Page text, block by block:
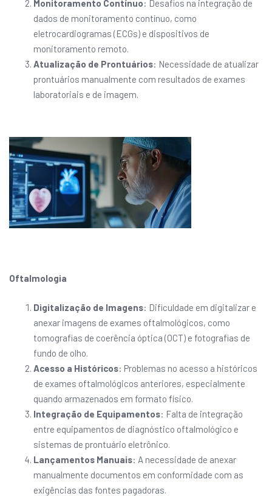
Monitoramento Contínuo: Desafios na integração de
dados de monitoramento contínuo, como
eletrocardiogramas (ECGs) e dispositivos de
monitoramento remoto.
Atualização de Prontuários: Necessidade de atualizar
prontuários manualmente com resultados de exames
laboratoriais e de imagem.
Oftalmologia
Digitalização de Imagens: Dificuldade em digitalizar e
anexar imagens de exames oftalmológicos, como
tomografias de coerência óptica (OCT) e fotografias de
fundo de olho.
Acesso a Históricos: Problemas no acesso a históricos
de exames oftalmológicos anteriores, especialmente
quando armazenados em formato físico.
Integração de Equipamentos: Falta de integração
entre equipamentos de diagnóstico oftalmológico e
sistemas de prontuário eletrônico.
Lançamentos Manuais: A necessidade de anexar
manualmente documentos em conformidade com as
exigências das fontes pagadoras.